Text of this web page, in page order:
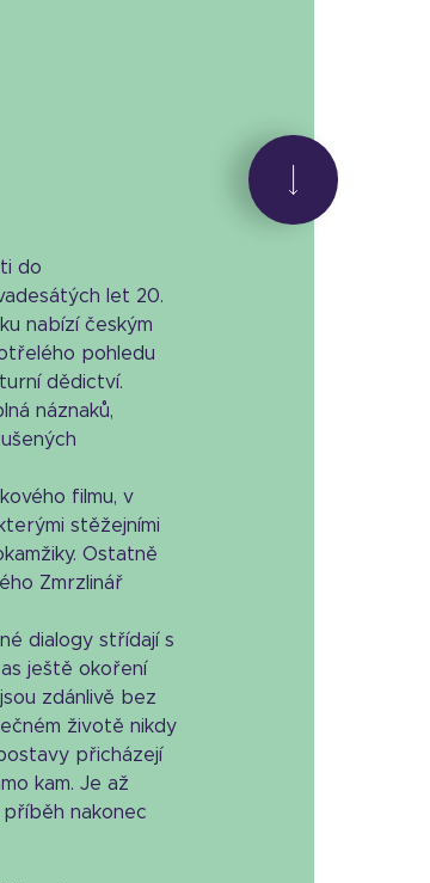
do
let 20.
nabízí českým
pohledu
dědictví.
náznaků,
filmu, v
stěžejními
Ostatně
Zmrzlinář
dialogy střídají s
ještě okoření
zdánlivě bez
životě nikdy
přicházejí
kam. Je až
nakonec